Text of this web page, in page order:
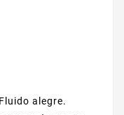
alegre.